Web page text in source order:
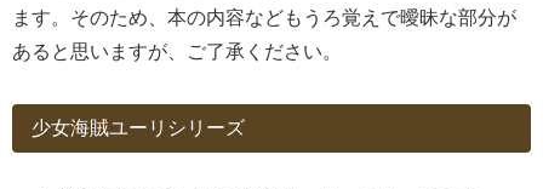
ます。そのため、本の内容などもうろ覚えで曖昧な部分が
あると思いますが、ご了承ください。
少女海賊ユーリシリーズ